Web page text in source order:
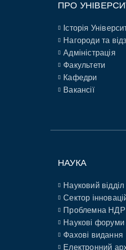
ПРО
Історія
Нагороди та
Адміністрація
Факультети
Кафедри
Вакансії
НАУКА
Науковий відділ
Сектор
Проблемна НДР
Наукові форуми
Фахові видання
Електронний